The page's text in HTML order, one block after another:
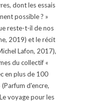
dont les essais
possible ? »
reste-t-il de nos
2019) et le récit
Lafon, 2017),
du collectif «
en plus de 100
d'encre,
voyage pour les